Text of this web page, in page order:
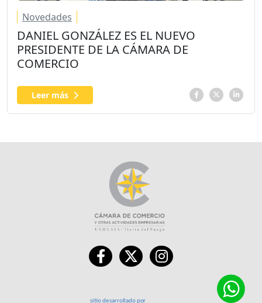
Novedades
DANIEL GONZÁLEZ ES EL NUEVO
PRESIDENTE DE LA CÁMARA DE
COMERCIO
Leer más